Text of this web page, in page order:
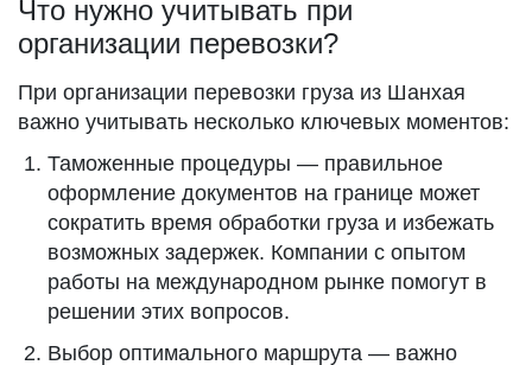
Что нужно учитывать при
организации перевозки?
При организации перевозки груза из Шанхая
важно учитывать несколько ключевых моментов:
Таможенные процедуры — правильное
оформление документов на границе может
сократить время обработки груза и избежать
возможных задержек. Компании с опытом
работы на международном рынке помогут в
решении этих вопросов.
Выбор оптимального маршрута — важно